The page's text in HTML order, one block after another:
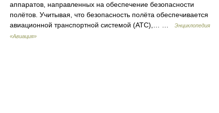
аппаратов, направленных на обеспечение безопасности
полётов. Учитывая, что безопасность полёта обеспечивается
авиационной транспортной системой (АТС),… …
Энциклопедия
«Авиация»